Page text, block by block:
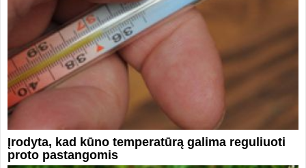
Įrodyta, kad kūno temperatūrą galima reguliuoti
proto pastangomis